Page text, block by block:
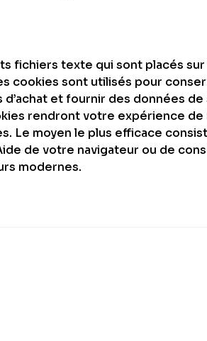
fichiers texte qui sont placés
cookies sont utilisés pour
et fournir des données
rendront votre expérience
Le moyen le plus efficace
de votre navigateur ou de
modernes.